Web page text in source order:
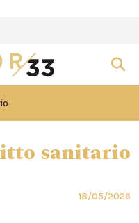
sanitario
18/05/2026